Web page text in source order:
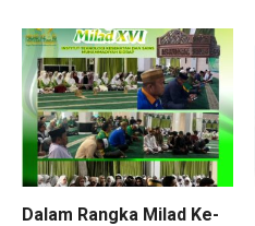
Dalam Rangka Milad Ke-